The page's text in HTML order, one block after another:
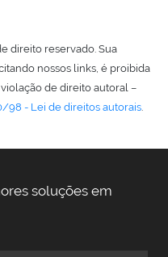
direito reservado. Sua
nossos links, é proibida
de direito autoral –
98 - Lei de direitos autorais.
soluções em